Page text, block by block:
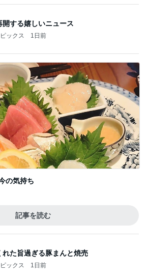
開する嬉しいニュース
ックス 1日前
の気持ち
記事を読む
れた旨過ぎる豚まんと焼売
ックス 1日前